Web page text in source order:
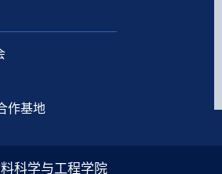
作基地
科学与工程学院